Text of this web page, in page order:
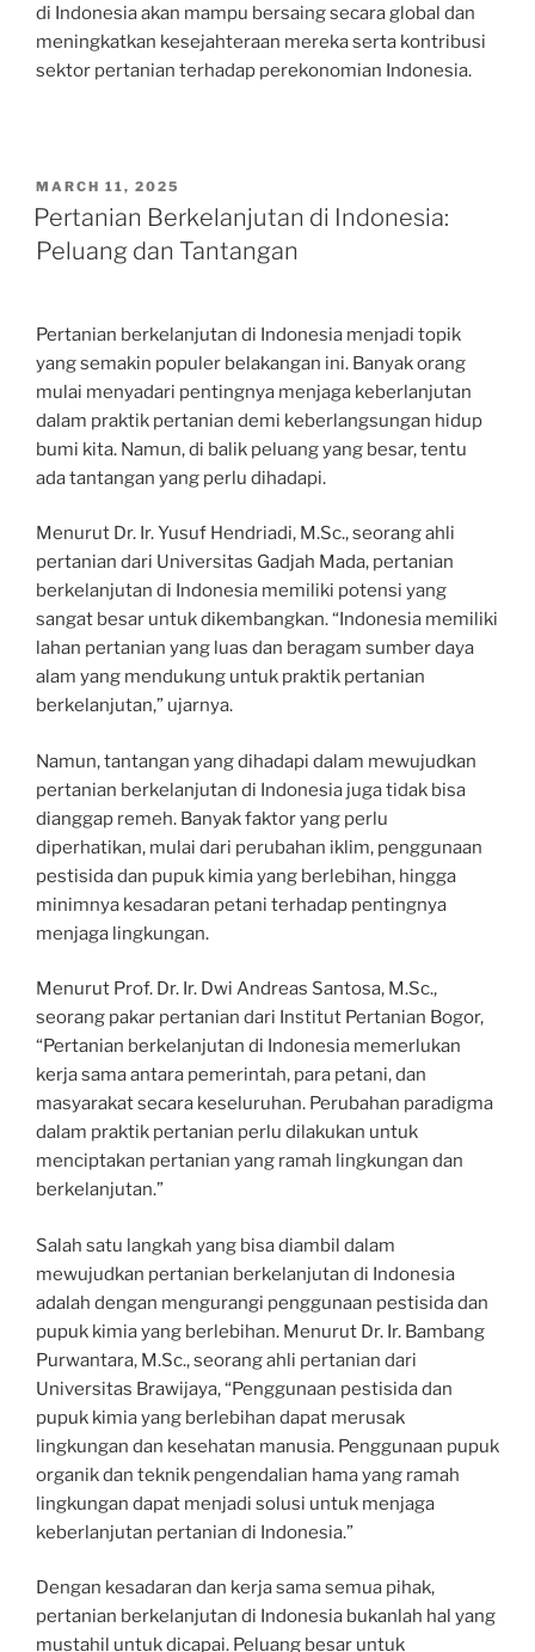
di Indonesia akan mampu bersaing secara global dan
meningkatkan kesejahteraan mereka serta kontribusi
sektor pertanian terhadap perekonomian Indonesia.
POSTED
ON
MARCH 11, 2025
Pertanian Berkelanjutan di Indonesia:
Peluang dan Tantangan
Pertanian berkelanjutan di Indonesia menjadi topik
yang semakin populer belakangan ini. Banyak orang
mulai menyadari pentingnya menjaga keberlanjutan
dalam praktik pertanian demi keberlangsungan hidup
bumi kita. Namun, di balik peluang yang besar, tentu
ada tantangan yang perlu dihadapi.
Menurut Dr. Ir. Yusuf Hendriadi, M.Sc., seorang ahli
pertanian dari Universitas Gadjah Mada, pertanian
berkelanjutan di Indonesia memiliki potensi yang
sangat besar untuk dikembangkan. “Indonesia memiliki
lahan pertanian yang luas dan beragam sumber daya
alam yang mendukung untuk praktik pertanian
berkelanjutan,” ujarnya.
Namun, tantangan yang dihadapi dalam mewujudkan
pertanian berkelanjutan di Indonesia juga tidak bisa
dianggap remeh. Banyak faktor yang perlu
diperhatikan, mulai dari perubahan iklim, penggunaan
pestisida dan pupuk kimia yang berlebihan, hingga
minimnya kesadaran petani terhadap pentingnya
menjaga lingkungan.
Menurut Prof. Dr. Ir. Dwi Andreas Santosa, M.Sc.,
seorang pakar pertanian dari Institut Pertanian Bogor,
“Pertanian berkelanjutan di Indonesia memerlukan
kerja sama antara pemerintah, para petani, dan
masyarakat secara keseluruhan. Perubahan paradigma
dalam praktik pertanian perlu dilakukan untuk
menciptakan pertanian yang ramah lingkungan dan
berkelanjutan.”
Salah satu langkah yang bisa diambil dalam
mewujudkan pertanian berkelanjutan di Indonesia
adalah dengan mengurangi penggunaan pestisida dan
pupuk kimia yang berlebihan. Menurut Dr. Ir. Bambang
Purwantara, M.Sc., seorang ahli pertanian dari
Universitas Brawijaya, “Penggunaan pestisida dan
pupuk kimia yang berlebihan dapat merusak
lingkungan dan kesehatan manusia. Penggunaan pupuk
organik dan teknik pengendalian hama yang ramah
lingkungan dapat menjadi solusi untuk menjaga
keberlanjutan pertanian di Indonesia.”
Dengan kesadaran dan kerja sama semua pihak,
pertanian berkelanjutan di Indonesia bukanlah hal yang
mustahil untuk dicapai. Peluang besar untuk